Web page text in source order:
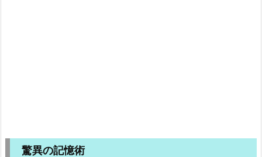
驚異の記憶術